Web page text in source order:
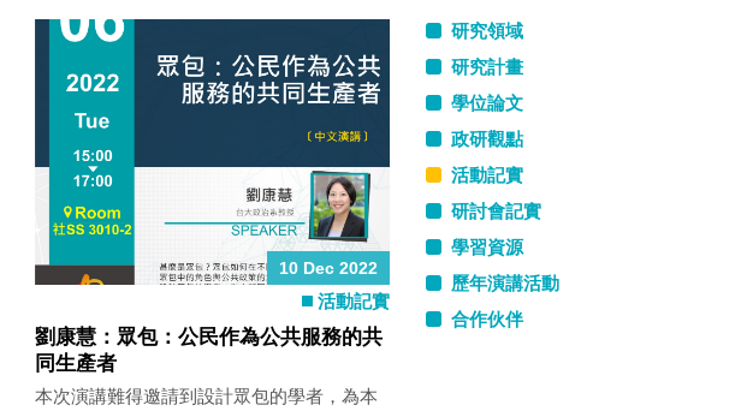
10 Dec 2022
活動記實
劉康慧：眾包：公民作為公共服務的共
同生產者
本次演講難得邀請到設計眾包的學者，為本
研究領域
研究計畫
學位論文
政研觀點
活動記實
研討會記實
學習資源
歷年演講活動
合作伙伴